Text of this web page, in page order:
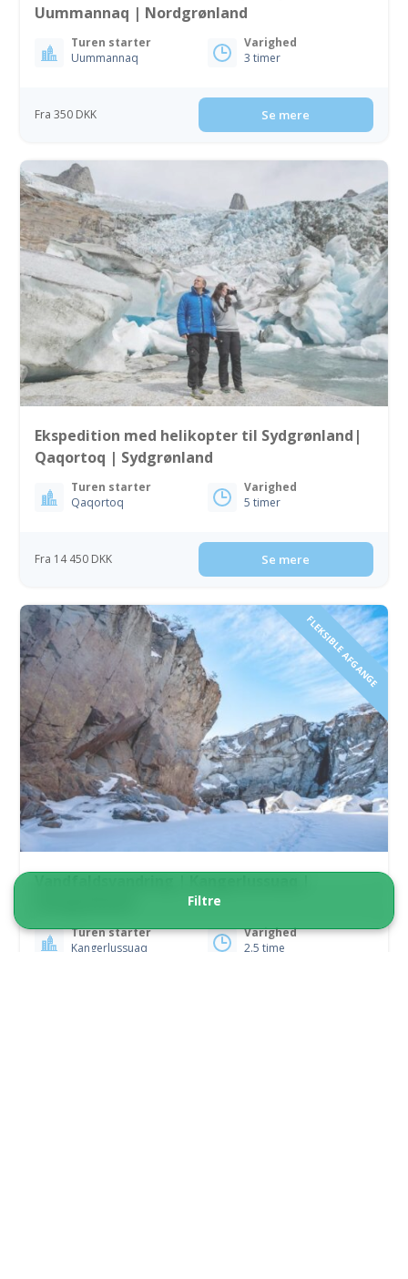
Uummannaq | Nordgrønland
Turen starter
Uummannaq
Varighed
3 timer
Fra 350 DKK Se mere
Ekspedition med helikopter til Sydgrønland|
Qaqortoq | Sydgrønland
Turen starter
Qaqortoq
Varighed
5 timer
Fra 14 450 DKK Se mere
FLEKSIBLE AFGANGE
Turen starter
Kangerlussuaq
Varighed
2.5 time
Filtre